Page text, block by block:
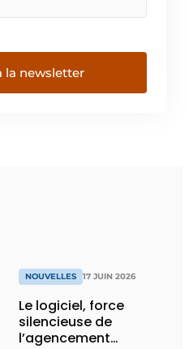
la newsletter
NOUVELLES 17 JUIN 2026
Le logiciel, force
silencieuse de
l’agencement